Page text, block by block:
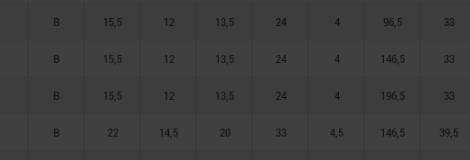
B 15,5 12 13,5 24 4 96,5 33
B 15,5 12 13,5 24 4 146,5 33
B 15,5 12 13,5 24 4 196,5 33
B 22 14,5 20 33 4,5 146,5 39,5